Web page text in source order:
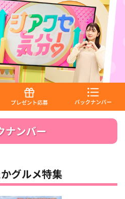
ナンバー
グルメ特集